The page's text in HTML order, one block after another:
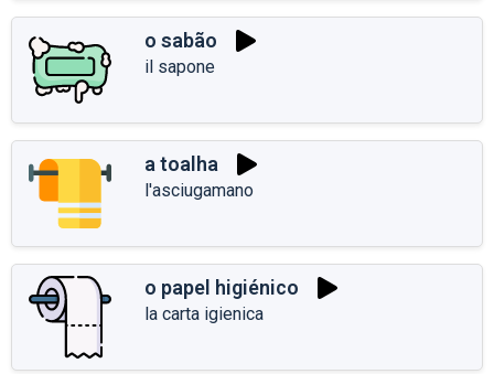
o sabão
il sapone
a toalha
l'asciugamano
o papel higiénico
la carta igienica